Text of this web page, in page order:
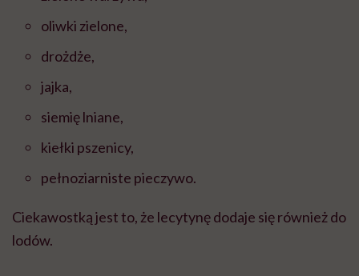
oliwki zielone,
drożdże,
jajka,
siemię lniane,
kiełki pszenicy,
pełnoziarniste pieczywo.
Ciekawostką jest to, że lecytynę dodaje się również do
lodów.